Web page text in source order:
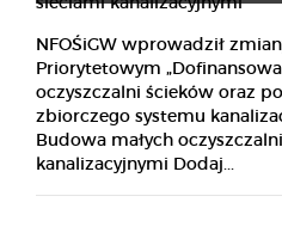
NFOŚiGW wprowadził
Priorytetowym
oczyszczalni ścieków oraz
zbiorczego systemu
Budowa małych
kanalizacyjnymi Dodaj...